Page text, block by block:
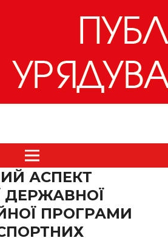
АСПЕКТ
ДЕРЖАВНОЇ
ПРОГРАМИ